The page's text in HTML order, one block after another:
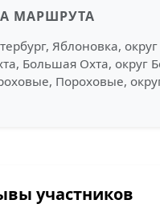
МАРШРУТА
Яблоновка,
Большая Охта, округ
Пороховые,
участников